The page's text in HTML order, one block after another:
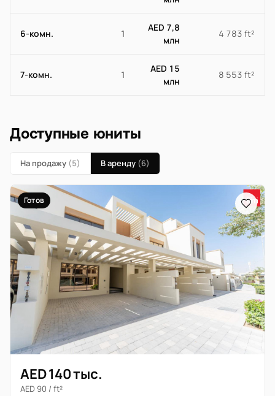
6-комн. 1
AED 7,8
млн
4 783 ft²
7-комн. 1
AED 15
млн
8 553 ft²
Доступные юниты
На продажу (5) В аренду (6)
Готов
AED 140 тыс.
AED 90 / ft²